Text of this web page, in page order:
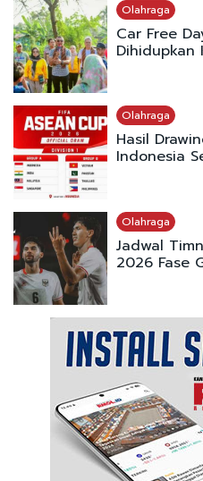
Olahraga
Car Free
Dihidupkan
Olahraga
Hasil
Indonesia
Olahraga
Jadwal
2026 Fase